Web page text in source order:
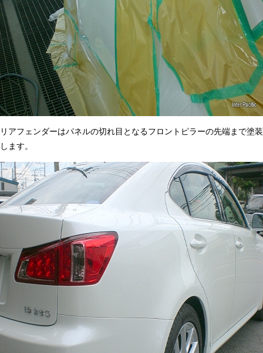
リアフェンダーはパネルの切れ目となるフロントピラーの先端まで塗装
します。